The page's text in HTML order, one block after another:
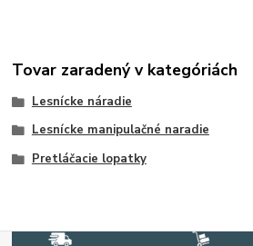
Tovar zaradený v kategóriách
Lesnícke náradie
Lesnícke manipulačné naradie
Pretláčacie lopatky